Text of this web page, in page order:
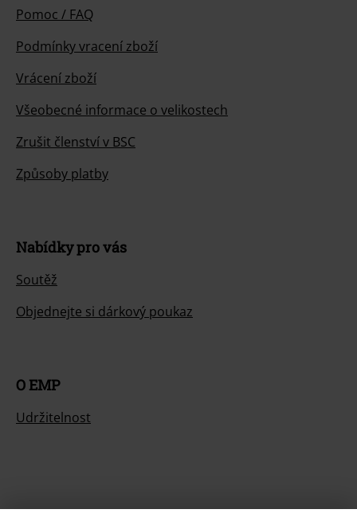
Pomoc / FAQ
Podmínky vracení zboží
Vrácení zboží
Všeobecné informace o velikostech
Zrušit členství v BSC
Způsoby platby
Nabídky pro vás
Soutěž
Objednejte si dárkový poukaz
O EMP
Udržitelnost